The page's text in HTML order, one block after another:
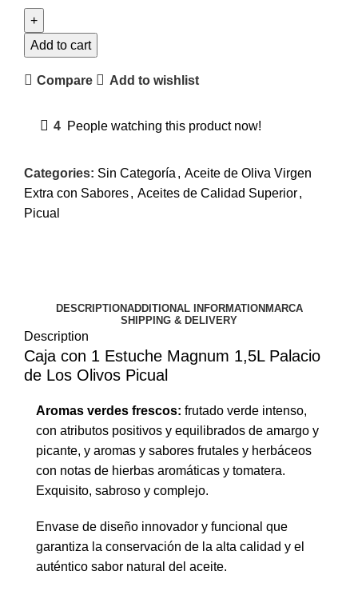
Add to cart
Compare Add to wishlist
4 People watching this product now!
Categories: Sin Categoría , Aceite de Oliva Virgen
Extra con Sabores, Aceites de Calidad Superior,
Picual
DESCRIPTIONADDITIONAL INFORMATION MARCA
SHIPPING & DELIVERY
Description
Caja con 1 Estuche Magnum 1,5L Palacio
de Los Olivos Picual
Aromas verdes frescos: frutado verde intenso,
con atributos positivos y equilibrados de amargo y
picante, y aromas y sabores frutales y herbáceos
con notas de hierbas aromáticas y tomatera.
Exquisito, sabroso y complejo.
Envase de diseño innovador y funcional que
garantiza la conservación de la alta calidad y el
auténtico sabor natural del aceite.